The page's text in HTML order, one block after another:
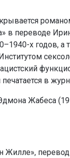
в переводе
х годов, а
в
Жабеса
Жилле»,